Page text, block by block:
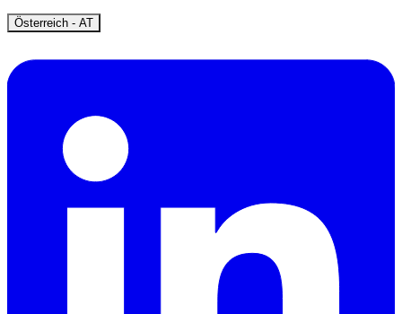
Österreich - ATOpen